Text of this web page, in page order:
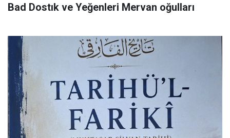
Bad Dostık ve Yeğenleri Mervan oğulları